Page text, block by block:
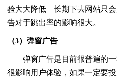
验大大降低，长期下去网站只
告对于跳出率的影响很大。
（3）弹窗广告
弹窗广告是目前很普遍的
很影响用户体验，如果一定要